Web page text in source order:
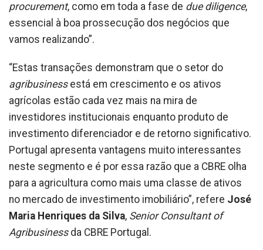
procurement, como em toda a fase de due diligence,
essencial à boa prossecução dos negócios que
vamos realizando”.
“Estas transações demonstram que o setor do
agribusiness está em crescimento e os ativos
agrícolas estão cada vez mais na mira de
investidores institucionais enquanto produto de
investimento diferenciador e de retorno significativo.
Portugal apresenta vantagens muito interessantes
neste segmento e é por essa razão que a CBRE olha
para a agricultura como mais uma classe de ativos
no mercado de investimento imobiliário”, refere José
Maria Henriques da Silva, Senior Consultant of
Agribusinessda CBRE Portugal.